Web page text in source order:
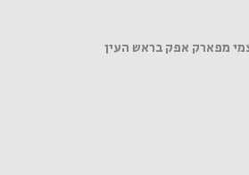
מפארק אפק בראש העין